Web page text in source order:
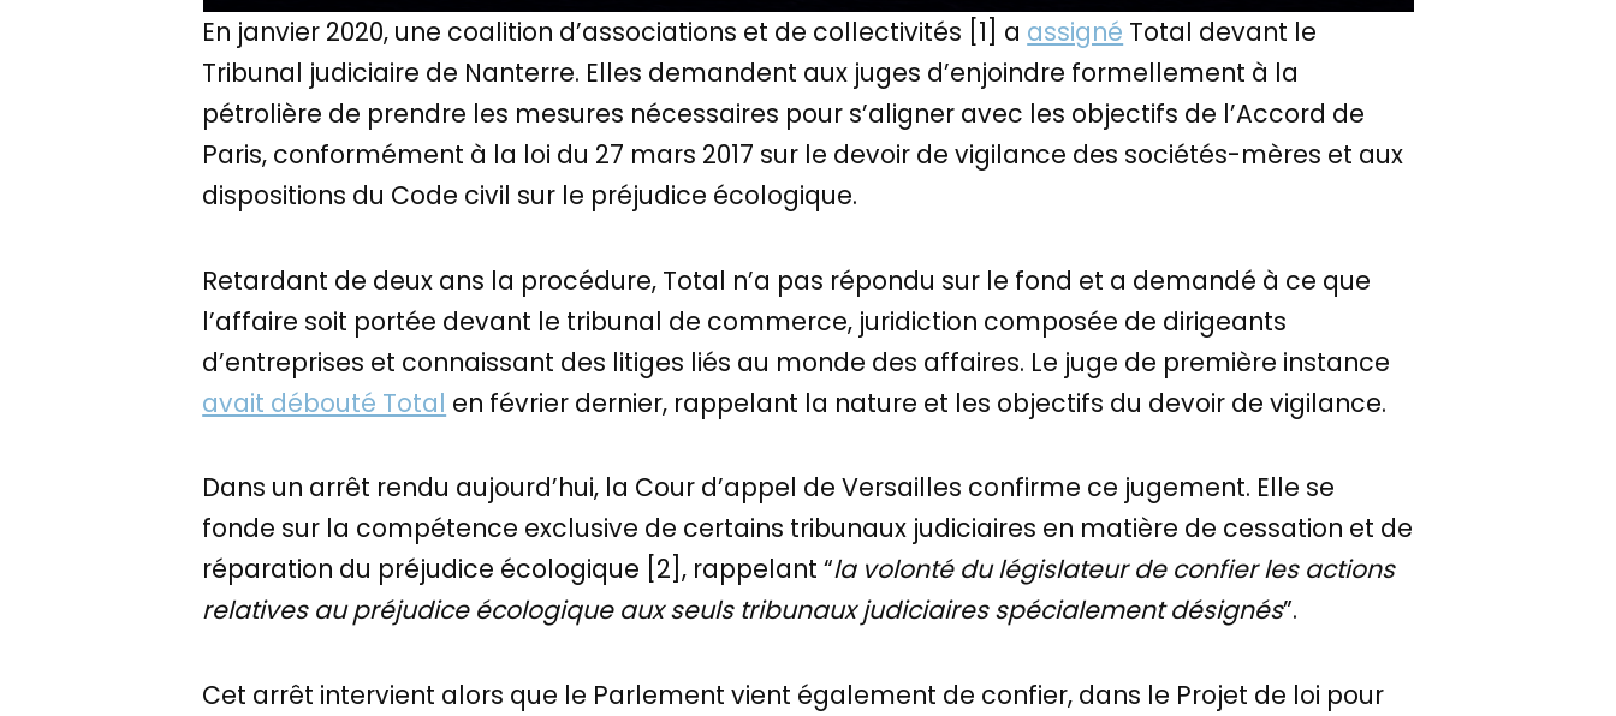
En janvier 2020, une coalition d’associations et de collectivités [1] a assigné Total devant le
Tribunal judiciaire de Nanterre. Elles demandent aux juges d’enjoindre formellement à la
pétrolière de prendre les mesures nécessaires pour s’aligner avec les objectifs de l’Accord de
Paris, conformément à la loi du 27 mars 2017 sur le devoir de vigilance des sociétés-mères et aux
dispositions du Code civil sur le préjudice écologique.
Retardant de deux ans la procédure, Total n’a pas répondu sur le fond et a demandé à ce que
l’affaire soit portée devant le tribunal de commerce, juridiction composée de dirigeants
d’entreprises et connaissant des litiges liés au monde des affaires. Le juge de première instance
avait débouté Total en février dernier, rappelant la nature et les objectifs du devoir de vigilance.
Dans un arrêt rendu aujourd’hui, la Cour d’appel de Versailles confirme ce jugement. Elle se
fonde sur la compétence exclusive de certains tribunaux judiciaires en matière de cessation et de
réparation du préjudice écologique [2], rappelant “la volonté du législateur de confier les actions
relatives au préjudice écologique aux seuls tribunaux judiciaires spécialement désignés”.
Cet arrêt intervient alors que le Parlement vient également de confier, dans le Projet de loi pour